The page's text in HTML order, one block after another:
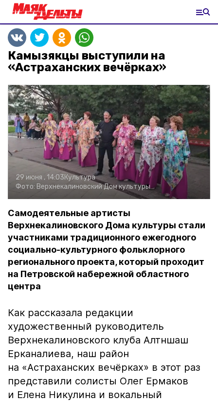
Камызякцы выступили на
«Астраханских вечёрках»
29 июня , 14:03Культура
Фото: Верхнекалиновский Дом культуры
Самодеятельные артисты
Верхнекалиновского Дома культуры стали
участниками традиционного ежегодного
социально-культурного фольклорного
регионального проекта, который проходит
на Петровской набережной областного
центра
Как рассказала редакции
художественный руководитель
Верхнекалиновского клуба Алтншаш
Ерканалиева, наш район
на «Астраханских вечёрках» в этот раз
представили солисты Олег Ермаков
и Елена Никулина и вокальный